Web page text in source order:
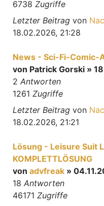
6738 Zugriffe
Letzter Beitrag von
18.02.2026, 21:28
News - Sci-Fi-Comic-
von Patrick Gorski »
2 Antworten
1261 Zugriffe
Letzter Beitrag von
18.02.2026, 21:21
Lösung - Leisure Suit
KOMPLETTLÖSUNG
von advfreak »
18 Antworten
46171 Zugriffe